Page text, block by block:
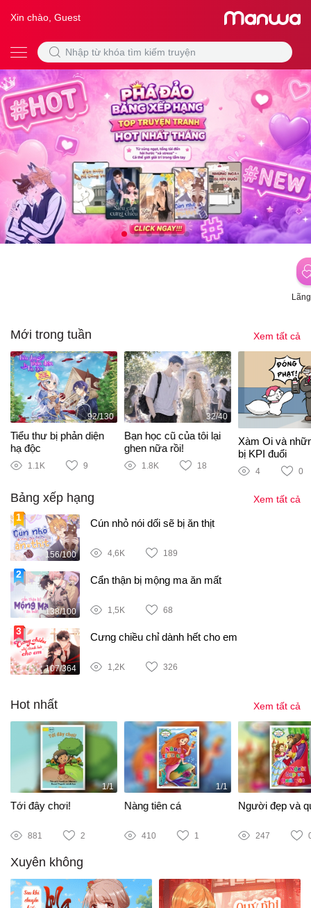
Xin chào, Guest
Mới trong tuần Xem tất cả
92/130
Tiểu thư bị phản diện
hạ độc
1.1K 9
32/40
Bạn học cũ của tôi lại
ghen nữa rồi!
1.8K 18
Xàm Oi và
bị KPI đuổi
4 0
Bảng xếp hạng Xem tất cả
156/100
Cún nhỏ nói dối sẽ bị ăn thịt
4,6K 189
138/100
Cẩn thận bị mộng ma ăn mất
1,5K 68
107/364
Cưng chiều chỉ dành hết cho em
1,2K 326
Hot nhất Xem tất cả
1/1
Tới đây chơi!
881 2
1/1
Nàng tiên cá
410 1
Người đẹp và
247
Xuyên không